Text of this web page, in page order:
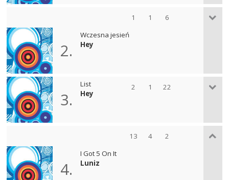
1 1 6
2.
Wczesna jesień
Hey
2 1 22
3.
List
Hey
13 4 2
4.
I Got 5 On It
Luniz